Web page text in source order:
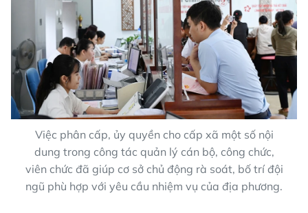
Việc phân cấp, ủy quyền cho cấp xã một số nội
dung trong công tác quản lý cán bộ, công chức,
viên chức đã giúp cơ sở chủ động rà soát, bố trí đội
ngũ phù hợp với yêu cầu nhiệm vụ của địa phương.